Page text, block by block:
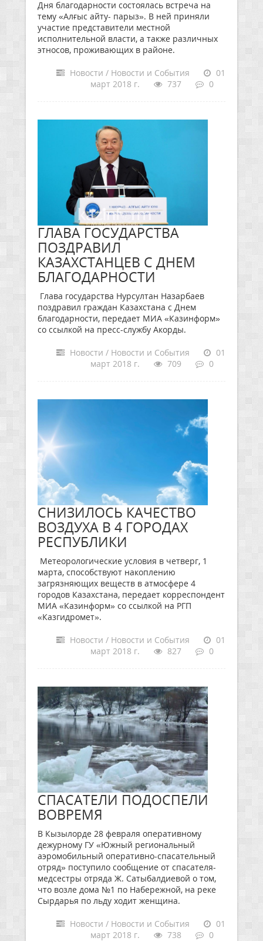
Дня благодарности состоялась встреча на
тему «Алғыс айту- парыз». В ней приняли
участие представители местной
исполнительной власти, а также различных
этносов, проживающих в районе.
Новости / Новости и События
01
март 2018 г.
737 0
ГЛАВА ГОСУДАРСТВА
ПОЗДРАВИЛ
КАЗАХСТАНЦЕВ С ДНЕМ
БЛАГОДАРНОСТИ
Глава государства Нурсултан Назарбаев
поздравил граждан Казахстана с Днем
благодарности, передает МИА «Казинформ»
со ссылкой на пресс-службу Акорды.
Новости / Новости и События
01
март 2018 г.
709 0
СНИЗИЛОСЬ КАЧЕСТВО
ВОЗДУХА В 4 ГОРОДАХ
РЕСПУБЛИКИ
Метеорологические условия в четверг, 1
марта, способствуют накоплению
загрязняющих веществ в атмосфере 4
городов Казахстана, передает корреспондент
МИА «Казинформ» со ссылкой на РГП
«Казгидромет».
Новости / Новости и События
01
март 2018 г.
827 0
СПАСАТЕЛИ ПОДОСПЕЛИ
ВОВРЕМЯ
В Кызылорде 28 февраля оперативному
дежурному ГУ «Южный региональный
аэромобильный оперативно-спасательный
отряд» поступило сообщение от спасателя-
медсестры отряда Ж. Сатыбалдиевой о том,
что возле дома №1 по Набережной, на реке
Сырдарья по льду ходит женщина.
Новости / Новости и События
01
март 2018 г.
738 0